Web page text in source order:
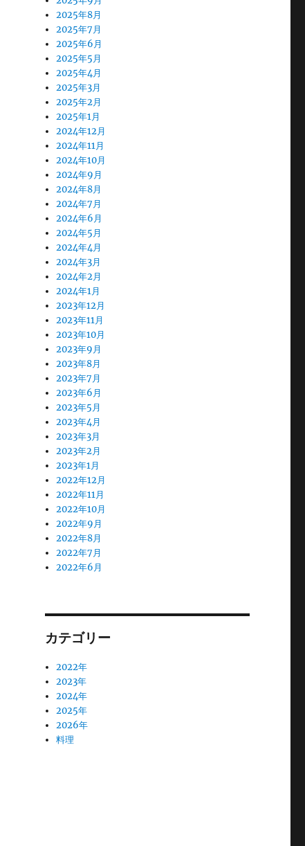
2025年8月
2025年7月
2025年6月
2025年5月
2025年4月
2025年3月
2025年2月
2025年1月
2024年12月
2024年11月
2024年10月
2024年9月
2024年8月
2024年7月
2024年6月
2024年5月
2024年4月
2024年3月
2024年2月
2024年1月
2023年12月
2023年11月
2023年10月
2023年9月
2023年8月
2023年7月
2023年6月
2023年5月
2023年4月
2023年3月
2023年2月
2023年1月
2022年12月
2022年11月
2022年10月
2022年9月
2022年8月
2022年7月
2022年6月
カテゴリー
2022年
2023年
2024年
2025年
2026年
料理